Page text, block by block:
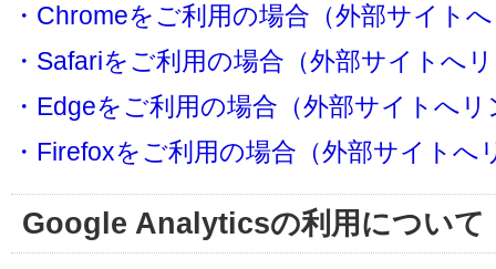
・Chromeをご利用の場合（外部サイト
・Safariをご利用の場合（外部サイトへ
・Edgeをご利用の場合（外部サイトへリ
・Firefoxをご利用の場合（外部サイトへ
Google Analyticsの利用について